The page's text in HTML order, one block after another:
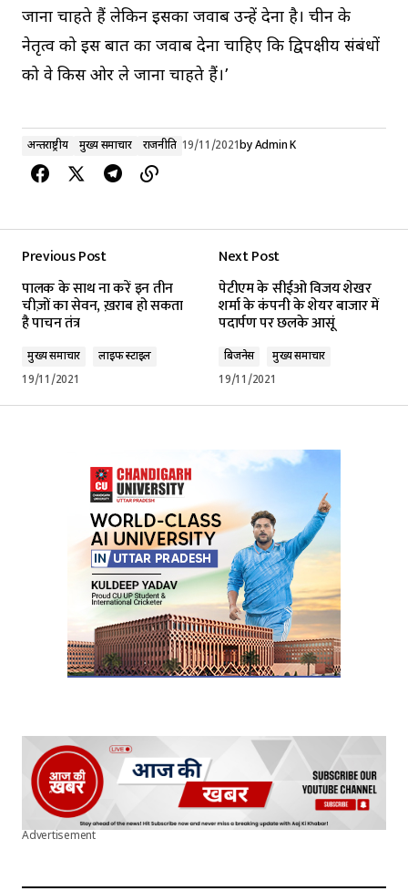
जाना चाहते हैं लेकिन इसका जवाब उन्हें देना है। चीन के
नेतृत्व को इस बात का जवाब देना चाहिए कि द्विपक्षीय संबंधों
को वे किस ओर ले जाना चाहते हैं।’
अन्तर्राष्ट्रीय मुख्य समाचार राजनीति 19/11/2021byAdmin K
Previous Post
पालक के साथ ना करें इन तीन
चीज़ों का सेवन, ख़राब हो सकता
है पाचन तंत्र
मुख्य समाचार
लाइफ स्टाइल
19/11/2021
Next Post
पेटीएम के सीईओ विजय शेखर
शर्मा के कंपनी के शेयर बाजार में
पदार्पण पर छलके आसूं
बिजनेस
मुख्य समाचार
19/11/2021
Advertisement